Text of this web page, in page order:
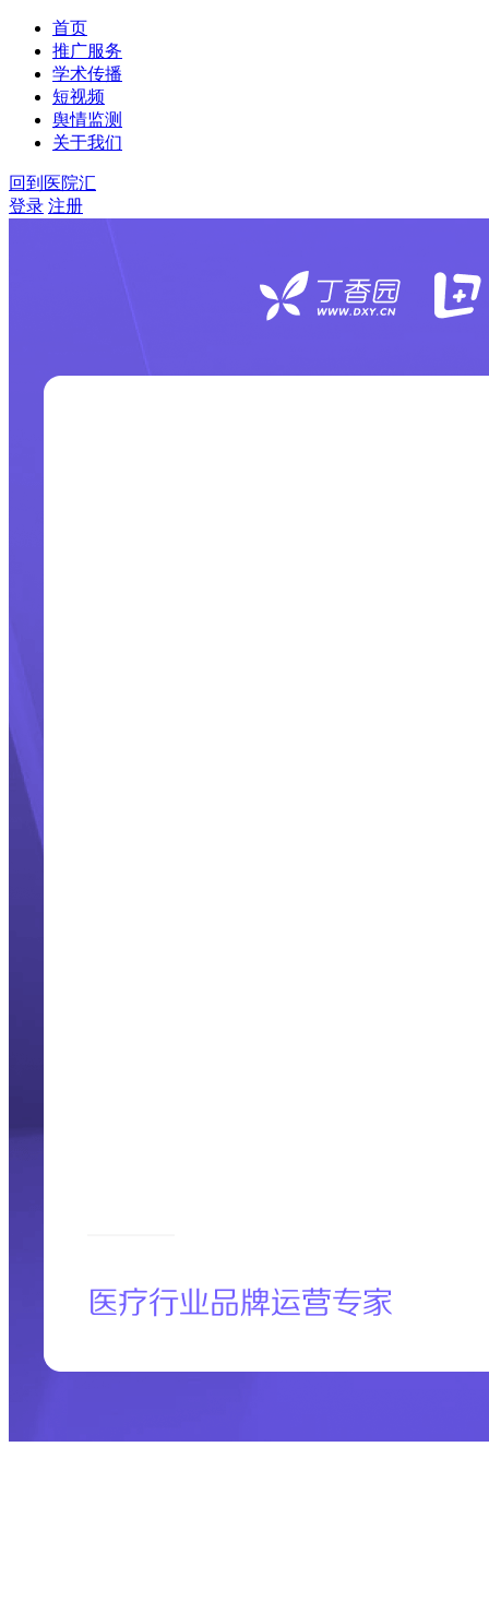
首页
推广服务
学术传播
短视频
舆情监测
关于我们
回到医院汇
登录 注册